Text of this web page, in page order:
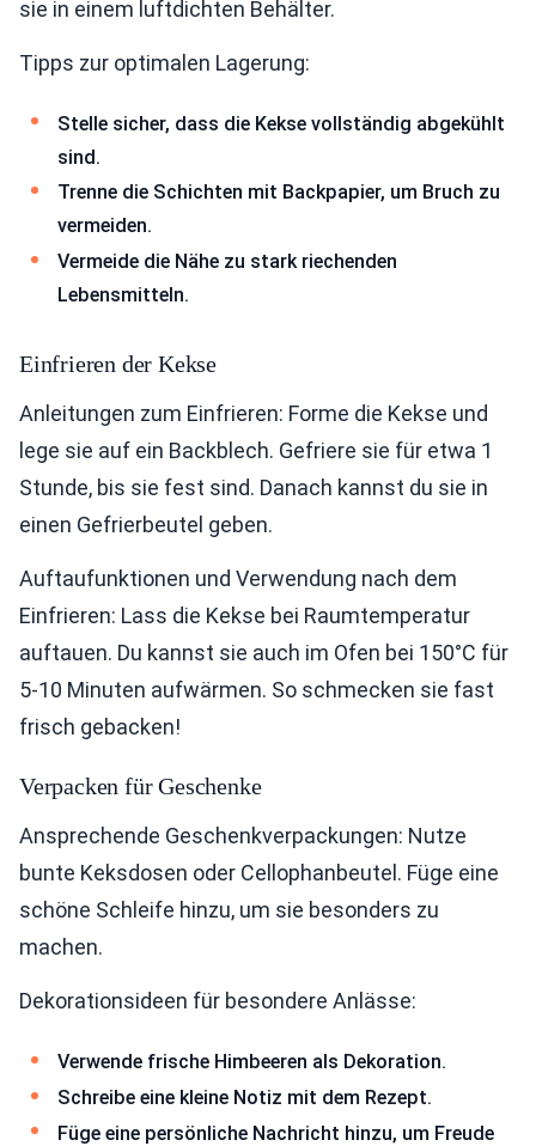
sie in einem luftdichten Behälter.
Tipps zur optimalen Lagerung:
Stelle sicher, dass die Kekse vollständig abgekühlt
sind.
Trenne die Schichten mit Backpapier, um Bruch zu
vermeiden.
Vermeide die Nähe zu stark riechenden
Lebensmitteln.
Einfrieren der Kekse
Anleitungen zum Einfrieren: Forme die Kekse und
lege sie auf ein Backblech. Gefriere sie für etwa 1
Stunde, bis sie fest sind. Danach kannst du sie in
einen Gefrierbeutel geben.
Auftaufunktionen und Verwendung nach dem
Einfrieren: Lass die Kekse bei Raumtemperatur
auftauen. Du kannst sie auch im Ofen bei 150°C für
5-10 Minuten aufwärmen. So schmecken sie fast
frisch gebacken!
Verpacken für Geschenke
Ansprechende Geschenkverpackungen: Nutze
bunte Keksdosen oder Cellophanbeutel. Füge eine
schöne Schleife hinzu, um sie besonders zu
machen.
Dekorationsideen für besondere Anlässe:
Verwende frische Himbeeren als Dekoration.
Schreibe eine kleine Notiz mit dem Rezept.
Füge eine persönliche Nachricht hinzu, um Freude